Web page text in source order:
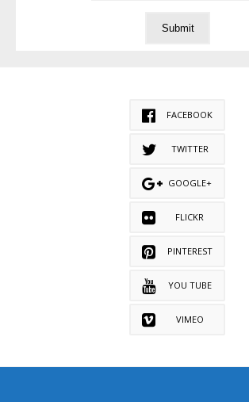
FACEBOOK
TWITTER
GOOGLE+
FLICKR
PINTEREST
YOU TUBE
VIMEO